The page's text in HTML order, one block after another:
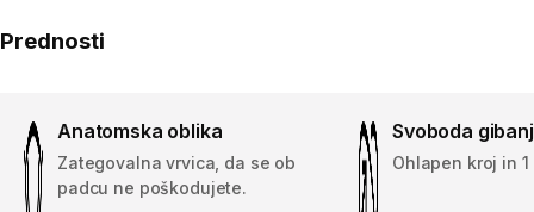
Prednosti
Anatomska oblika
Zategovalna vrvica, da se ob
padcu ne poškodujete.
Svoboda
Ohlapen kroj in